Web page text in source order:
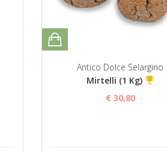
Antico Dolce Selargino
Mirtelli (1 Kg)
€ 30,80